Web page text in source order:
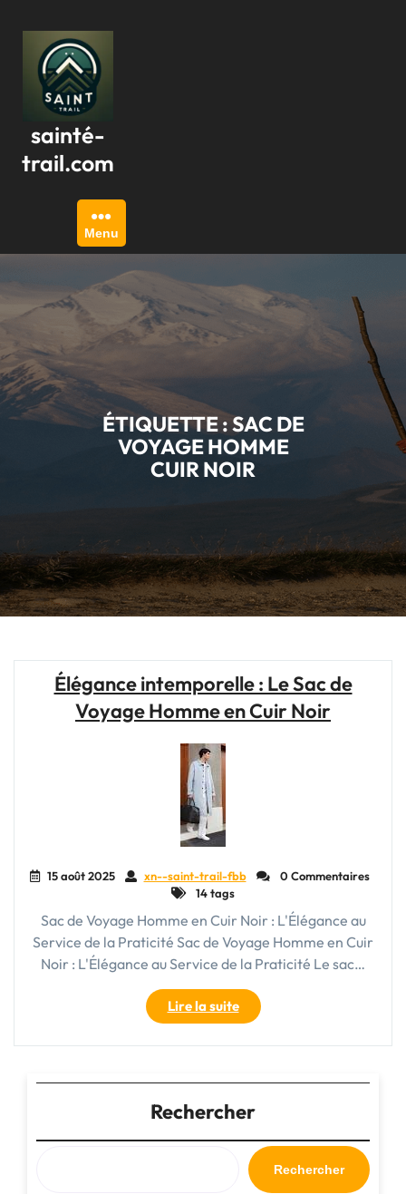
contenu
sainté-
trail.com
Menu
ÉTIQUETTE :SAC DE
VOYAGE HOMME
CUIR NOIR
Élégance intemporelle : Le Sac de
Voyage Homme en Cuir Noir
15 août 2025 xn--saint-trail-fbb
0 Commentaires
14 tags
Sac de Voyage Homme en Cuir Noir : L'Élégance au
Service de la Praticité Sac de Voyage Homme en Cuir
Noir : L'Élégance au Service de la Praticité Le sac…
Lire la suite"Élégance
intemporelle
:
Sac
de
Voyage
Homme
en
Cuir
Rechercher
Rechercher